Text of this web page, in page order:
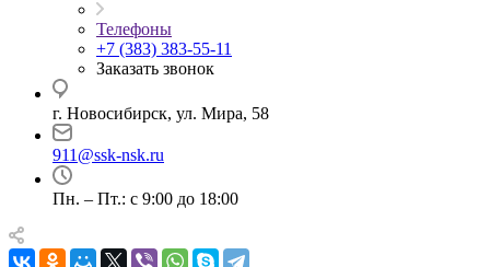
Телефоны
+7 (383) 383-55-11
Заказать звонок
г. Новосибирск, ул. Мира, 58
911@ssk-nsk.ru
Пн. – Пт.: с 9:00 до 18:00